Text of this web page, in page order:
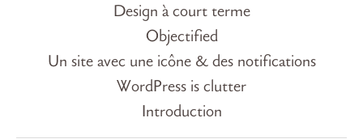
Design à court terme
Objectified
Un site avec une icône & des notifications
WordPress is clutter
Introduction